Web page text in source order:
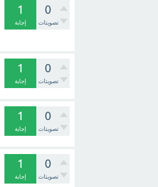
0
تصويتات
1
إجابة
0
تصويتات
1
إجابة
0
تصويتات
1
إجابة
0
تصويتات
1
إجابة